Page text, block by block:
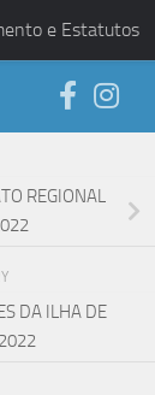
e Estatutos
REGIONAL
DA ILHA DE